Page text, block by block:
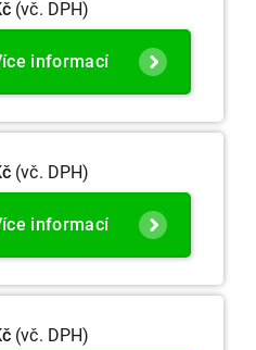
(vč. DPH)
informací
(vč. DPH)
informací
(vč. DPH)